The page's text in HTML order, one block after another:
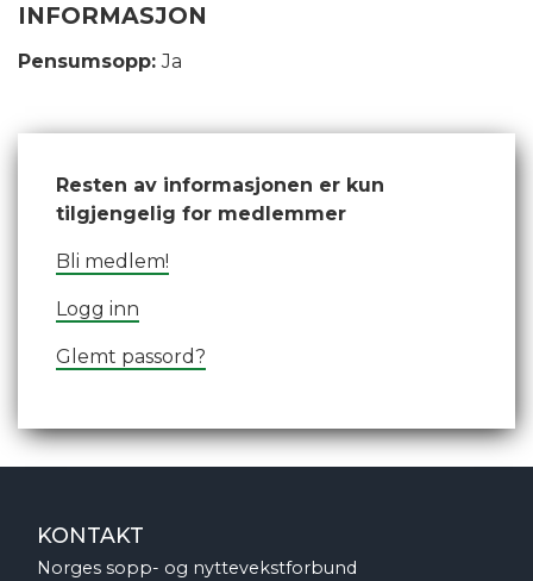
INFORMASJON
Pensumsopp:Ja
Resten av informasjonen er kun
tilgjengelig for medlemmer
Bli medlem!
Logg inn
Glemt passord?
KONTAKT
Norges sopp- og nyttevekstforbund